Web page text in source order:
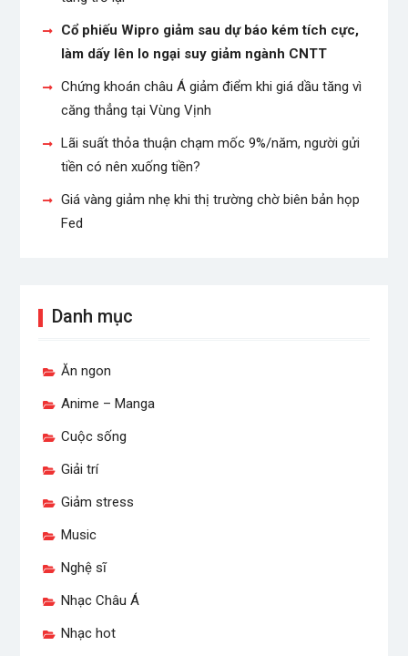
Cổ phiếu Wipro giảm sau dự báo kém tích cực,
làm dấy lên lo ngại suy giảm ngành CNTT
Chứng khoán châu Á giảm điểm khi giá dầu tăng vì
căng thẳng tại Vùng Vịnh
Lãi suất thỏa thuận chạm mốc 9%/năm, người gửi
tiền có nên xuống tiền?
Giá vàng giảm nhẹ khi thị trường chờ biên bản họp
Fed
Danh mục
Ăn ngon
Anime – Manga
Cuộc sống
Giải trí
Giảm stress
Music
Nghệ sĩ
Nhạc Châu Á
Nhạc hot